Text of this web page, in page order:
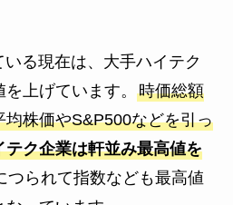
る現在は、大手ハイテク
上げています。 時価総額
株価やS&P500などを引っ
テク企業は軒並み最高値を
つられて指数なども最高値